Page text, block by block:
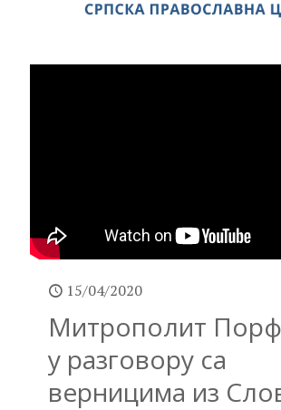
15/04/2020
Митрополит
у разговору са
верницима из